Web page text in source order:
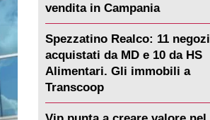
vendita in Campania
Spezzatino Realco: 11 negozi
acquistati da MD e 10 da HS
Alimentari. Gli immobili a
Transcoop